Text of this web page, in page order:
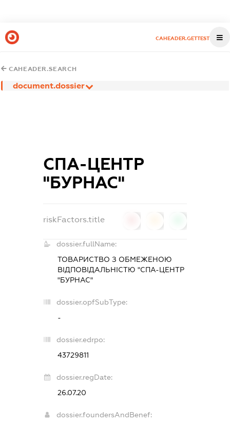
CAHEADER.GETTEST
CAHEADER.SEARCH
document.dossier
СПА-ЦЕНТР
"БУРНАС"
riskFactors.title
dossier.fullName:
ТОВАРИСТВО З ОБМЕЖЕНОЮ
ВІДПОВІДАЛЬНІСТЮ "СПА-ЦЕНТР
"БУРНАС"
dossier.opfSubType:
-
dossier.edrpo:
43729811
dossier.regDate:
26.07.20
dossier.foundersAndBenef: